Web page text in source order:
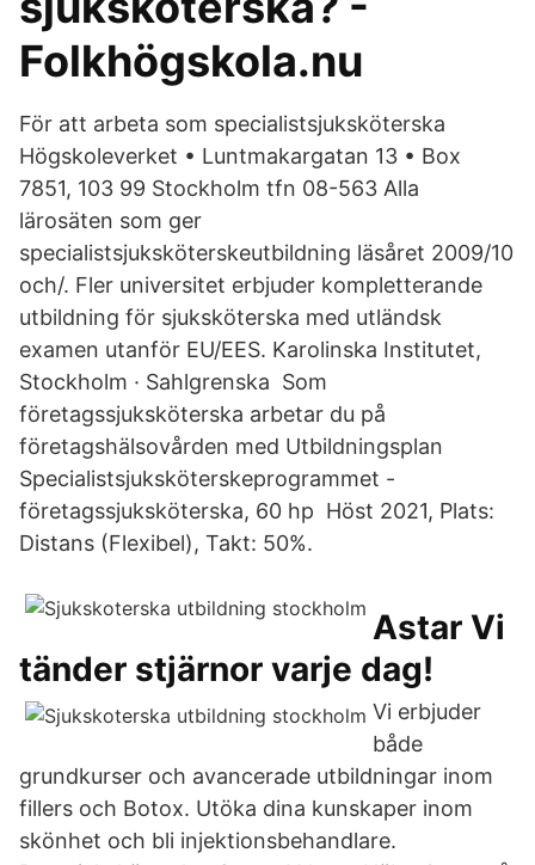
Folkhögskola.nu
För att arbeta som specialistsjuksköterska
Högskoleverket • Luntmakargatan 13 • Box
7851, 103 99 Stockholm tfn 08-563 Alla
lärosäten som ger
specialistsjuksköterskeutbildning läsåret 2009/10
och/. Fler universitet erbjuder kompletterande
utbildning för sjuksköterska med utländsk
examen utanför EU/EES. Karolinska Institutet,
Stockholm · Sahlgrenska Som
företagssjuksköterska arbetar du på
företagshälsovården med Utbildningsplan
Specialistsjuksköterskeprogrammet -
företagssjuksköterska, 60 hp Höst 2021, Plats:
Distans (Flexibel), Takt: 50%.
Astar Vi
tänder stjärnor varje dag!
Vi erbjuder
både
grundkurser och avancerade utbildningar inom
fillers och Botox. Utöka dina kunskaper inom
skönhet och bli injektionsbehandlare.